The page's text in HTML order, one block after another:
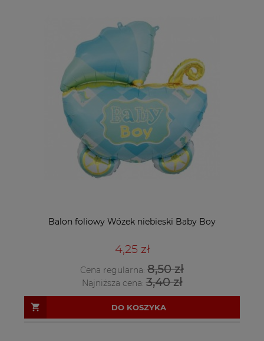
Balon foliowy Wózek niebieski Baby Boy
4,25 zł
Cena regularna: 8,50 zł
Najniższa cena:3,40 zł
DO KOSZYKA